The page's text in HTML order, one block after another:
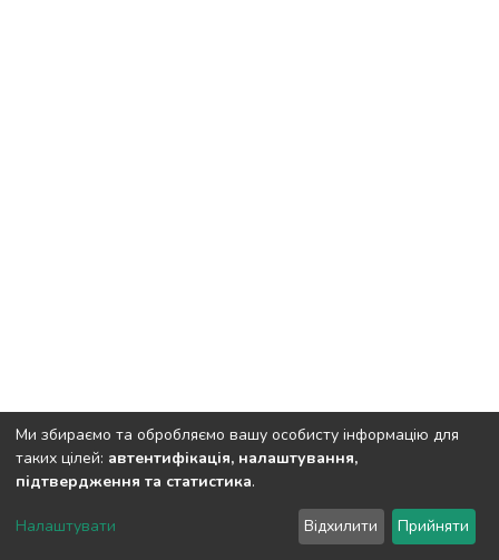
DSpace software copyright © 2002-2026 LYRASIS
Cookie settings
Ми збираємо та обробляємо вашу особисту інформацію для
таких цілей: автентифікація, налаштування,
підтвердження та статистика.
Налаштувати Відхилити Прийняти